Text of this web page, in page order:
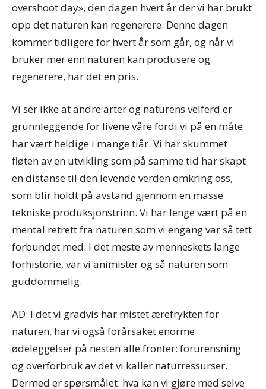
overshoot day», den dagen hvert år der vi har brukt
opp det naturen kan regenerere. Denne dagen
kommer tidligere for hvert år som går, og når vi
bruker mer enn naturen kan produsere og
regenerere, har det en pris.
Vi ser ikke at andre arter og naturens velferd er
grunnleggende for livene våre fordi vi på en måte
har vært heldige i mange tiår. Vi har skummet
fløten av en utvikling som på samme tid har skapt
en distanse til den levende verden omkring oss,
som blir holdt på avstand gjennom en masse
tekniske produksjonstrinn. Vi har lenge vært på en
mental retrett fra naturen som vi engang var så tett
forbundet med. I det meste av menneskets lange
forhistorie, var vi animister og så naturen som
guddommelig.
AD: I det vi gradvis har mistet ærefrykten for
naturen, har vi også forårsaket enorme
ødeleggelser på nesten alle fronter: forurensning
og overforbruk av det vi kaller naturressurser.
Dermed er spørsmålet: hva kan vi gjøre med selve